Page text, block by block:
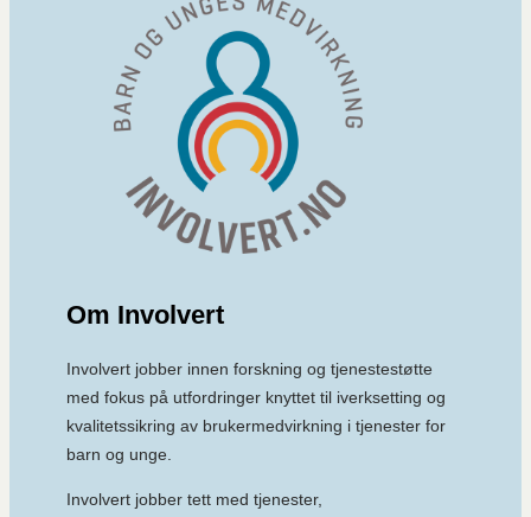
Om Involvert
Involvert jobber innen forskning og tjenestestøtte
med fokus på utfordringer knyttet til iverksetting og
kvalitetssikring av brukermedvirkning i tjenester for
barn og unge.
Involvert jobber tett med tjenester,